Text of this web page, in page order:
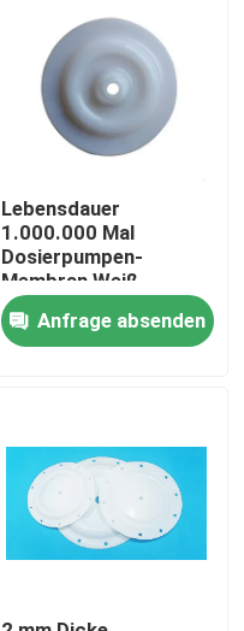
Lebensdauer
1.000.000 Mal
Dosierpumpen-
Membran Weiß
Wartungsarm
Langlebiges Ersatzteil
für industrielle
Anfrage absenden